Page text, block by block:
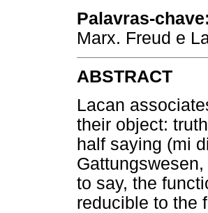
Palavras-chave:
Marx. Freud e
ABSTRACT
Lacan
their object:
half saying (mi
to say, the
reducible to the